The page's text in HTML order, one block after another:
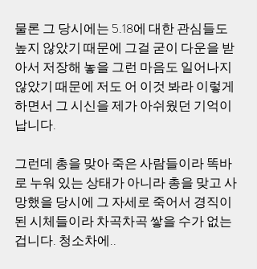
물론 그 당시에는 5.18에 대한 관심들도
높지 않았기 때문에 그걸 굳이 다운을 받
아서 저장해 놓을 그런 마음도 일어나지
않았기 때문에 저도 어 이것 봐라 이렇게
하면서 그 시신을 제가 아쉬웠던 기억이
납니다.
그런데 총을 맞아 죽은 사람들이라 똑바
로 누워 있는 상태가 아니라 총을 맞고 사
망했을 당시에 그 자세로 죽어서 경직이
된 시체들이라 차곡차곡 쌓을 수가 없는
겁니다. 청소차에..